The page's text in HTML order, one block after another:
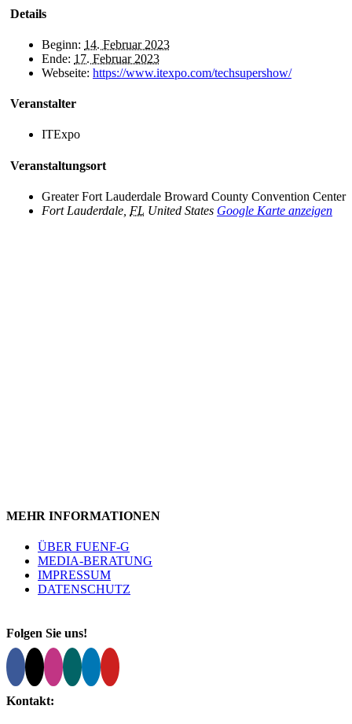
Details
Beginn: 14. Februar 2023
Ende: 17. Februar 2023
Webseite: https://www.itexpo.com/techsupershow/
Veranstalter
ITExpo
Veranstaltungsort
Greater Fort Lauderdale Broward County Convention Center
Fort Lauderdale FL United States Google Karte anzeigen
MEHR INFORMATIONEN
ÜBER FUENF-G
MEDIA-BERATUNG
IMPRESSUM
DATENSCHUTZ
Folgen Sie uns!
Kontakt: